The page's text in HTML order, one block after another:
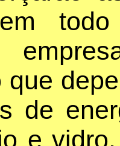
que
de
e